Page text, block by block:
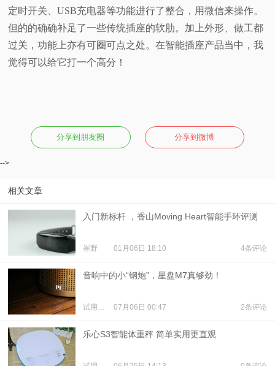
定时开关、USB充电器等功能进行了整合，用微信来操作。
但的的确确补足了一些传统插座的软肋。加上外形、做工都
过关，功能上亦有可圈可点之处。在智能插座产品当中，我
觉得可以给它打一个高分！
分享到朋友圈 分享到微博
-->
相关文章
入门新标杆 ，香山Moving Heart智能手环评测
崔野 01月06日 18:10 4条评论
音响中的小“钢炮”，星盘M7真够劲！
试用体验 07月06日 00:47 2条评论
乐心S3智能体重秤 简单实用更直观